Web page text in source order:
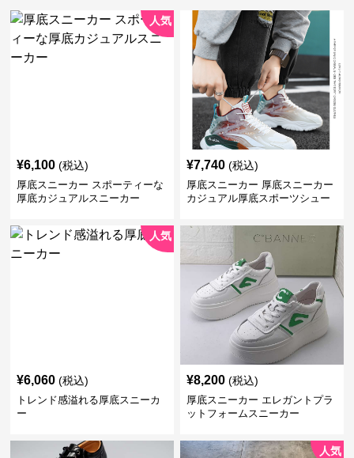
人気
¥6,100 (税込)
厚底スニーカー スポーティーな
厚底カジュアルスニーカー
¥7,740 (税込)
厚底スニーカー 厚底スニーカー
カジュアル厚底スポーツシュー
人気
¥6,060 (税込)
トレンド感溢れる厚底スニーカ
ー
¥8,200 (税込)
厚底スニーカー エレガントプラ
ットフォームスニーカー
人気